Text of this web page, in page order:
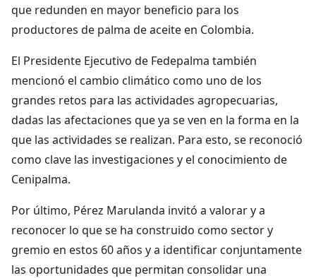
que redunden en mayor beneficio para los
productores de palma de aceite en Colombia.
El Presidente Ejecutivo de Fedepalma también
mencionó el cambio climático como uno de los
grandes retos para las actividades agropecuarias,
dadas las afectaciones que ya se ven en la forma en la
que las actividades se realizan. Para esto, se reconoció
como clave las investigaciones y el conocimiento de
Cenipalma.
Por último, Pérez Marulanda invitó a valorar y a
reconocer lo que se ha construido como sector y
gremio en estos 60 años y a identificar conjuntamente
las oportunidades que permitan consolidar una